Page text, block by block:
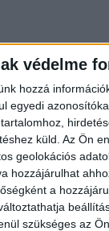
védelme
hozzá
egyedi
küld. Az Ön
geolokációs
hozzájárulhat
a
szükséges az
és az